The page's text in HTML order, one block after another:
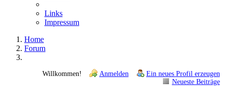
Links
Impressum
Home
Forum
Willkommen! Anmelden
Ein neues Profil erzeugen
Neueste Beiträge